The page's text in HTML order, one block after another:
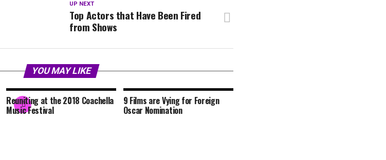
UP NEXT
Top Actors that Have Been Fired
from Shows
YOU MAY LIKE
Reuniting at the 2018 Coachella
Music Festival
9 Films are Vying for Foreign
Oscar Nomination